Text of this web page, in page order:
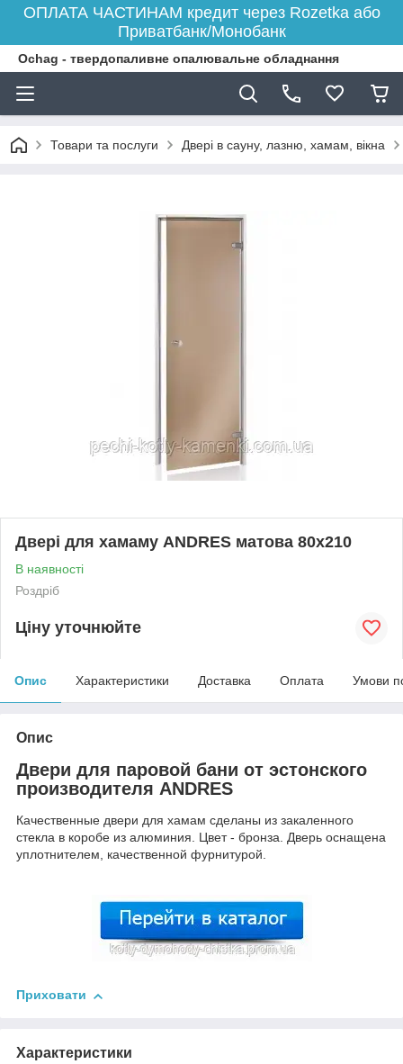
ОПЛАТА ЧАСТИНАМ кредит через Rozetka або
Приватбанк/Монобанк
Ochag - твердопаливне опалювальне обладнання
Товари та послуги Двері в сауну, лазню, хамам, вікна
Двері для хамаму ANDRES матова 80х210
В наявності
Роздріб
Ціну уточнюйте
Опис Характеристики Доставка Оплата Умови
Опис
Двери для паровой бани от эстонского
производителя ANDRES
Качественные двери для хамам сделаны из закаленного
стекла в коробе из алюминия. Цвет - бронза. Дверь оснащена
уплотнителем, качественной фурнитурой.
Приховати
Характеристики